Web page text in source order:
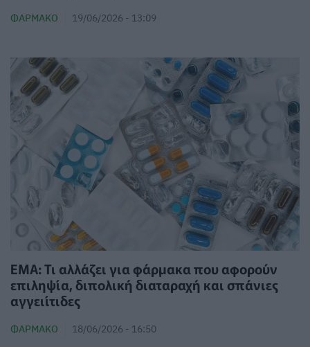
ΦΆΡΜΑΚΟ 19/06/2026 - 13:09
EMA: Τι αλλάζει για φάρμακα που αφορούν
επιληψία, διπολική διαταραχή και σπάνιες
αγγειίτιδες
ΦΆΡΜΑΚΟ 18/06/2026 - 16:50